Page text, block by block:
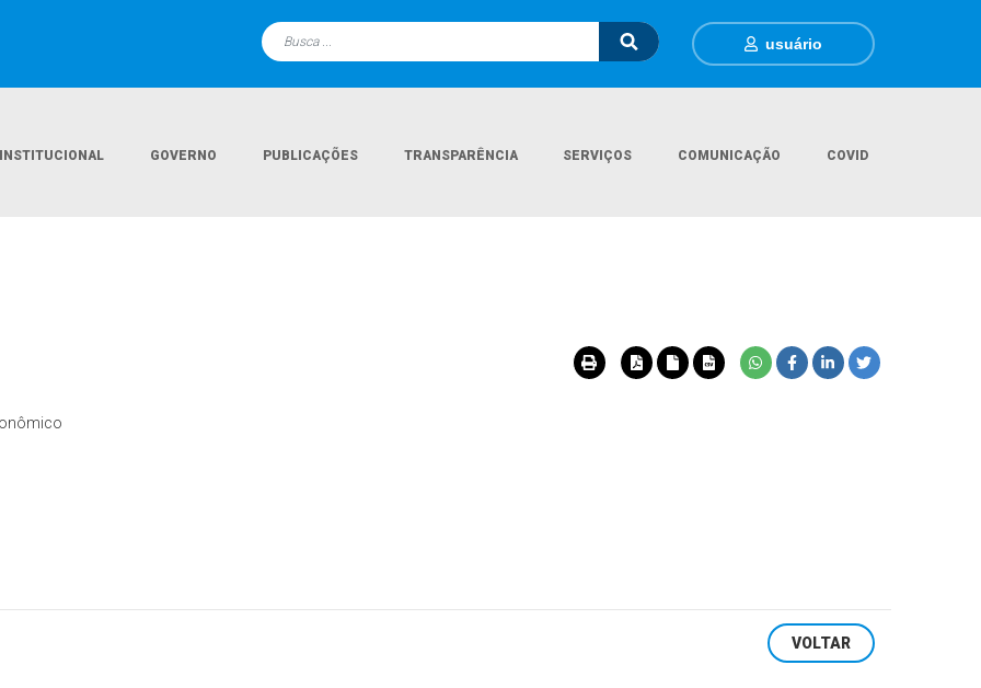
usuário
INSTITUCIONAL GOVERNO PUBLICAÇÕES TRANSPARÊNCIA SERVIÇOS COMUNICAÇÃO COVID
VOLTAR